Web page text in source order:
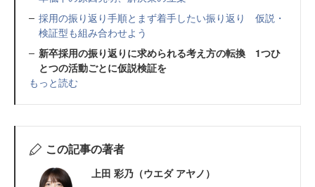
採用の振り返り手順とまず着手したい振り返り 仮説・
検証型も組み合わせよう
新卒採用の振り返りに求められる考え方の転換 1つひ
とつの活動ごとに仮説検証を
もっと読む
この記事の著者
上田 彩乃（ウエダ アヤノ）